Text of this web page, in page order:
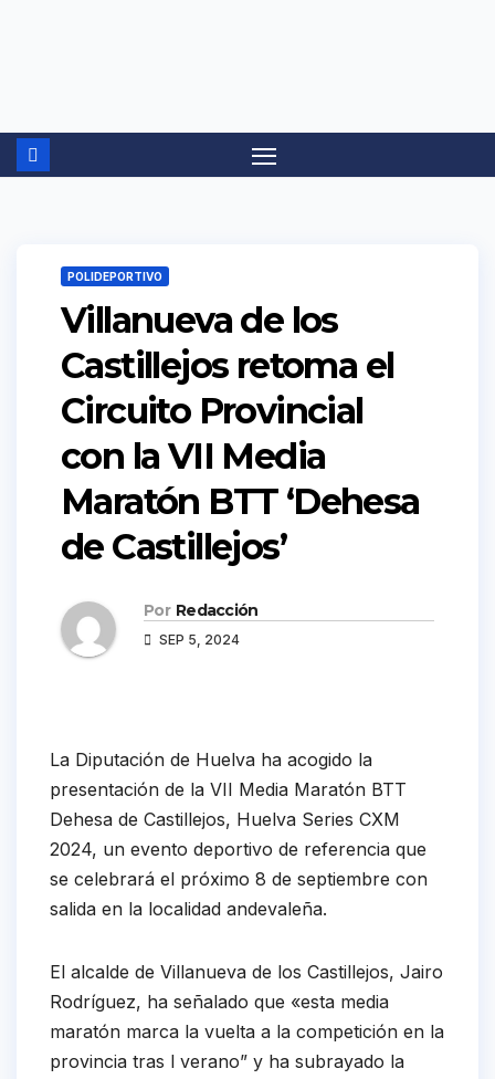
POLIDEPORTIVO
Villanueva de los
Castillejos retoma el
Circuito Provincial
con la VII Media
Maratón BTT ‘Dehesa
de Castillejos’
Por Redacción
SEP 5, 2024
La Diputación de Huelva ha acogido la
presentación de la VII Media Maratón BTT
Dehesa de Castillejos, Huelva Series CXM
2024, un evento deportivo de referencia que
se celebrará el próximo 8 de septiembre con
salida en la localidad andevaleña.
El alcalde de Villanueva de los Castillejos, Jairo
Rodríguez, ha señalado que «esta media
maratón marca la vuelta a la competición en la
provincia tras l verano” y ha subrayado la